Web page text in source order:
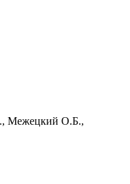
Межецкий О.Б.,